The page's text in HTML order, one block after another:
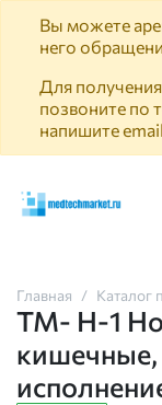
Вы можете
него
Для
позвоните по
напишите
Главная Каталог
ТМ- Н-1